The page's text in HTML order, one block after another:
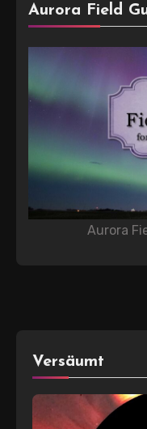
Aurora Field
Aurora
Versäumt